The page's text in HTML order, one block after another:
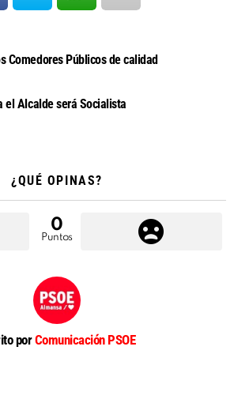
Comedores Públicos de calidad
el Alcalde será Socialista
¿QUÉ OPINAS?
0
Puntos
porComunicación PSOE